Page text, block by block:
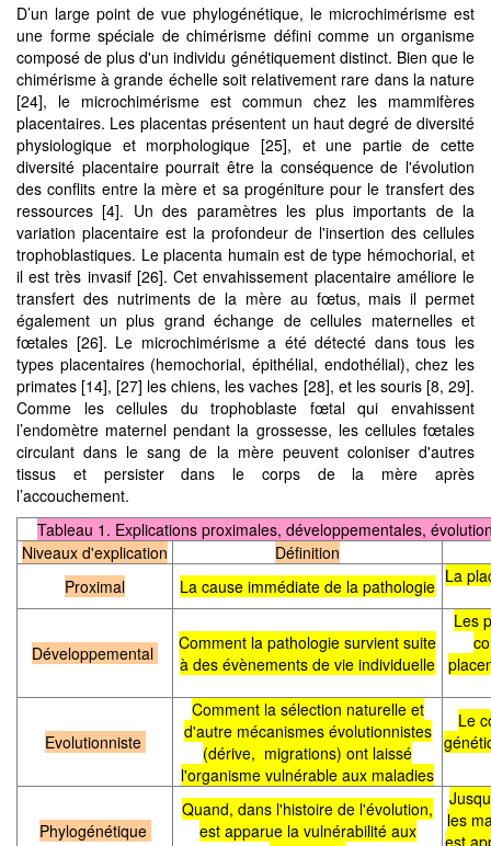
D’un large point de vue phylogénétique, le microchimérisme est
une forme spéciale de chimérisme défini comme un organisme
composé de plus d'un individu génétiquement distinct. Bien que le
chimérisme à grande échelle soit relativement rare dans la nature
[24], le microchimérisme est commun chez les mammifères
placentaires. Les placentas présentent un haut degré de diversité
physiologique et morphologique [25], et une partie de cette
diversité placentaire pourrait être la conséquence de l'évolution
des conflits entre la mère et sa progéniture pour le transfert des
ressources [4]. Un des paramètres les plus importants de la
variation placentaire est la profondeur de l'insertion des cellules
trophoblastiques. Le placenta humain est de type hémochorial, et
il est très invasif [26]. Cet envahissement placentaire améliore le
transfert des nutriments de la mère au fœtus, mais il permet
également un plus grand échange de cellules maternelles et
fœtales [26]. Le microchimérisme a été détecté dans tous les
types placentaires (hemochorial, épithélial, endothélial), chez les
primates [14], [27] les chiens, les vaches [28], et les souris [8, 29].
Comme les cellules du trophoblaste fœtal qui envahissent
l’endomètre maternel pendant la grossesse, les cellules fœtales
circulant dans le sang de la mère peuvent coloniser d'autres
tissus et persister dans le corps de la mère après
l’accouchement.
Tableau 1. Explications proximales, développementales,
Niveaux d'explication
Définition
Proximal
La cause immédiate de la pathologie La
Développemental
Comment la pathologie survient suite
à des évènements de vie individuelle
Les
Evolutionniste
Comment la sélection naturelle et
d'autre mécanismes évolutionnistes
(dérive, migrations) ont laissé
l'organisme vulnérable aux maladies
Le
Phylogénétique
Quand, dans l'histoire de l'évolution,
est apparue la vulnérabilité aux
les
est